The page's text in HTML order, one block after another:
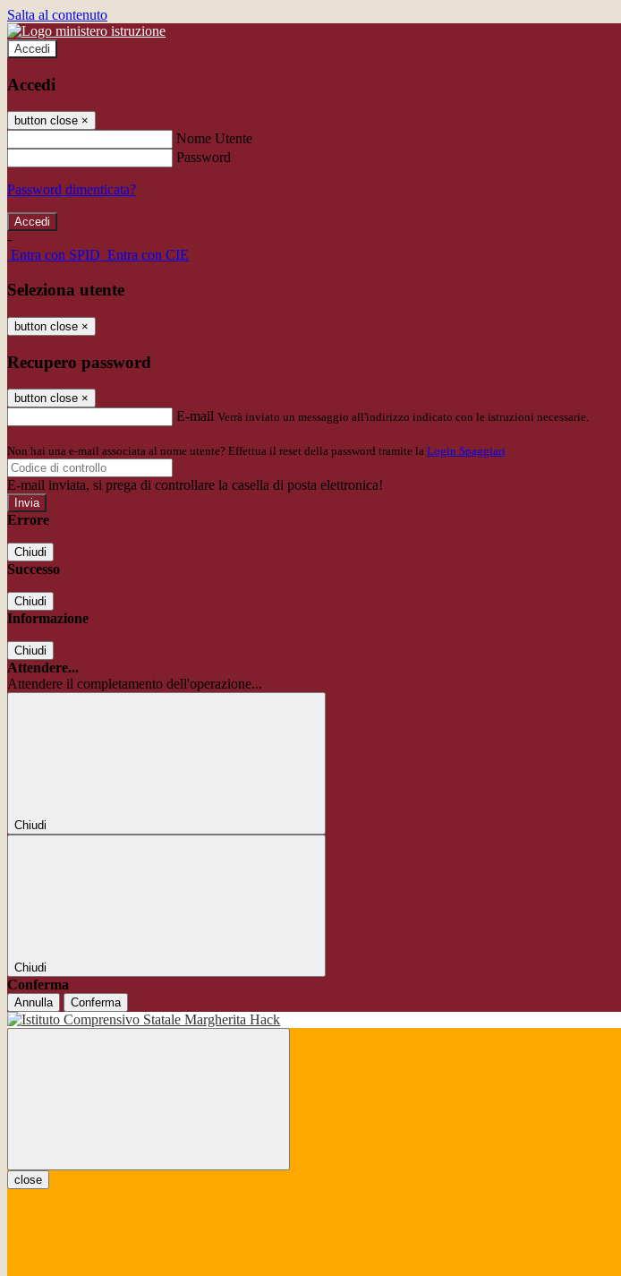
Salta al contenuto
Accedi
Accedi
button close ×
Nome Utente
Password
Password dimenticata?
-
Entra con SPID Entra con CIE
Seleziona utente
button close ×
Recupero password
button close ×
E-mail Verrà inviato un messaggio all'indirizzo indicato con le istruzioni necessarie.
Non hai una e-mail associata al nome utente? Effettua il reset della password tramite la Login Spaggiari
E-mail inviata, si prega di controllare la casella di posta elettronica!
Errore
Chiudi
Successo
Chiudi
Informazione
Chiudi
Attendere...
Attendere il completamento dell'operazione...
Chiudi
Chiudi
Conferma
Annulla Conferma
close